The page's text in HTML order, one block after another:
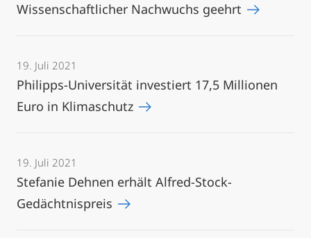
Wissenschaftlicher Nachwuchs geehrt
19. Juli 2021
Philipps-Universität investiert 17,5 Millionen
Euro in Klimaschutz
19. Juli 2021
Stefanie Dehnen erhält Alfred-Stock-
Gedächtnispreis